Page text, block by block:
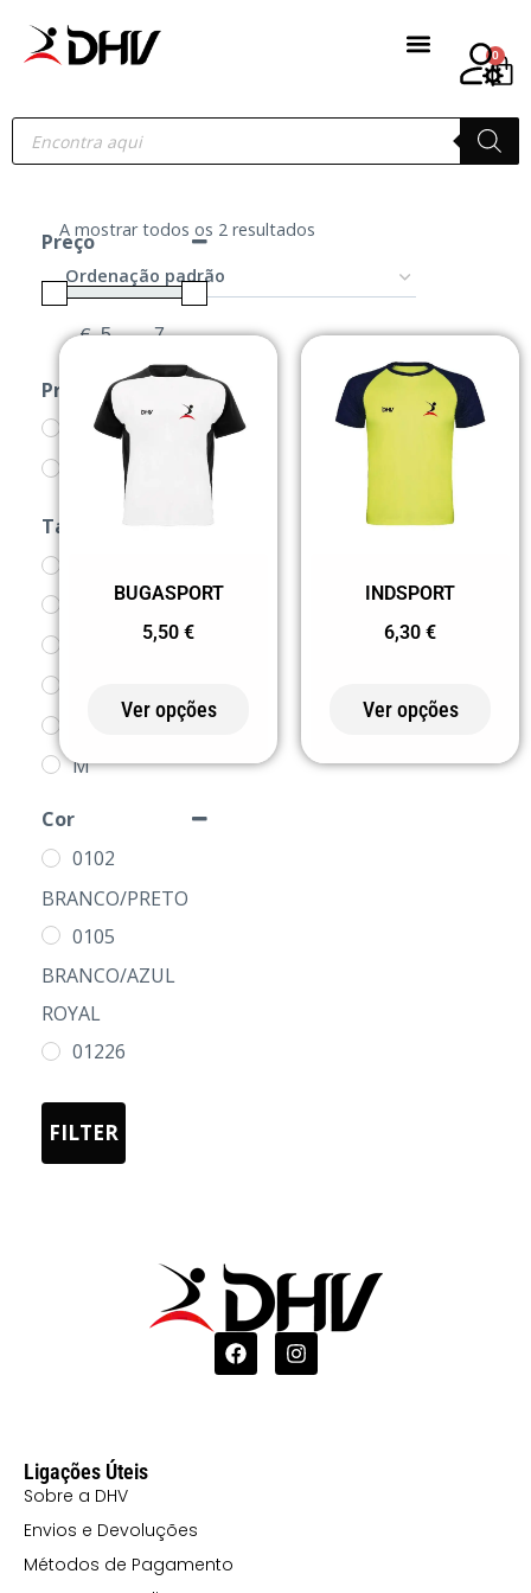
0
Preço
€ -
Produtos
CAMISOLAS
PRODUTOS
Tamanho
M
XL
2XL
3XL
Cor
0102
BRANCO/PRETO
0105
BRANCO/AZUL
ROYAL
01226
0155
BRANCO/MARINHO
PRETO/BRANCO
AMARELO
FLUOR/PRETO
22201 VERDE
FILTER
A mostrar todos os 2 resultados
BUGASPORT
5,50 €
Ver opções
INDSPORT
6,30 €
Ver opções
Ligações Úteis
Sobre a DHV
Envios e Devoluções
Métodos de Pagamento